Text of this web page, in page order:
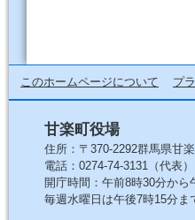
このホームページについて プ
甘楽町役場
住所：〒370-2292群馬県甘
電話：0274-74-3131（代表
開庁時間：午前8時30分か
毎週水曜日は午後7時15分ま